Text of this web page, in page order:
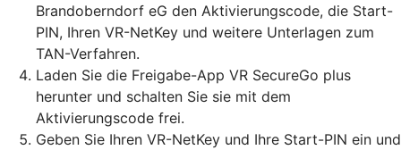
Brandoberndorf eG den Aktivierungscode, die Start-
PIN, Ihren VR-NetKey und weitere Unterlagen zum
TAN-Verfahren.
Laden Sie die Freigabe-App VR SecureGo plus
herunter und schalten Sie sie mit dem
Aktivierungscode frei.
Geben Sie Ihren VR-NetKey und Ihre Start-PIN ein und